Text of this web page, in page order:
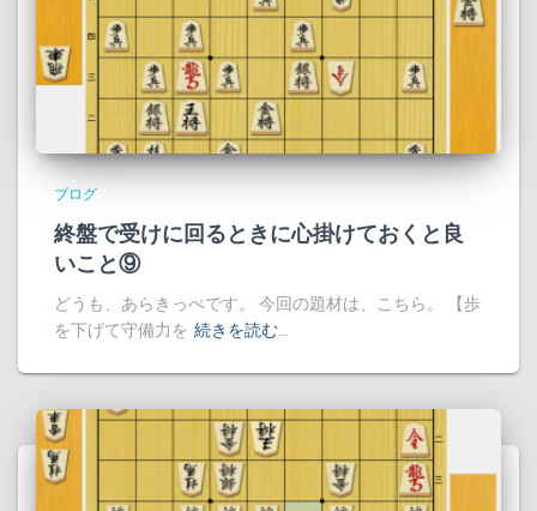
ブログ
終盤で受けに回るときに心掛けておくと良
いこと⑨
どうも、あらきっぺです。 今回の題材は、こちら。 【歩
を下げて守備力を 続きを読む…